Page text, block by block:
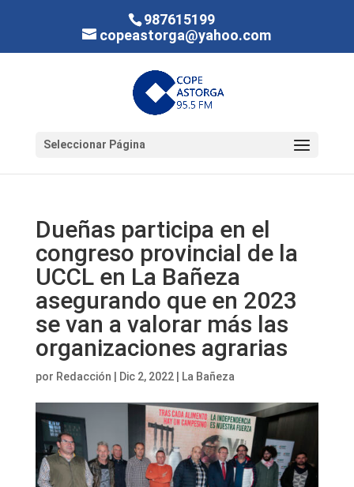
987615199
copeastorga@yahoo.com
Seleccionar Página
Dueñas participa en el
congreso provincial de la
UCCL en La Bañeza
asegurando que en 2023
se van a valorar más las
organizaciones agrarias
por Redacción Dic 2, 2022| La Bañeza